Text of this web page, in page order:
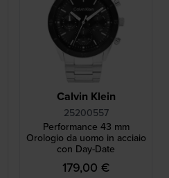
Calvin Klein
25200557
Performance 43 mm
Orologio da uomo in acciaio
con Day-Date
179,00 €